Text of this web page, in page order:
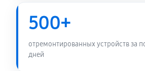
500+
отремонтированных устройств за
дней